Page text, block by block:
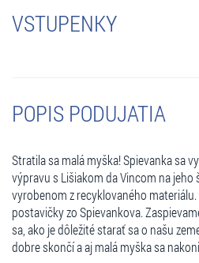
VSTUPENKY
POPIS PODUJATIA
Stratila sa malá myška! Spievanka sa
výpravu s Lišiakom da Vincom na
vyrobenom z recyklovaného
postavičky zo Spievankova.
sa, ako je dôležité starať sa o našu
dobre skončí a aj malá myška sa